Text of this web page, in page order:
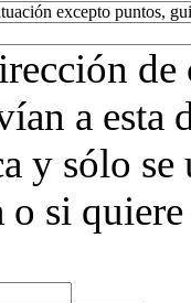
excepto puntos,
a
y sólo
o si